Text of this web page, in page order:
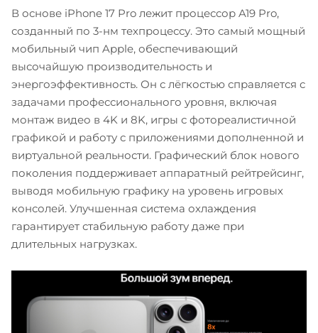
В основе iPhone 17 Pro лежит процессор A19 Pro,
созданный по 3-нм техпроцессу. Это самый мощный
мобильный чип Apple, обеспечивающий
высочайшую производительность и
энергоэффективность. Он с лёгкостью справляется с
задачами профессионального уровня, включая
монтаж видео в 4K и 8K, игры с фотореалистичной
графикой и работу с приложениями дополненной и
виртуальной реальности. Графический блок нового
поколения поддерживает аппаратный рейтрейсинг,
выводя мобильную графику на уровень игровых
консолей. Улучшенная система охлаждения
гарантирует стабильную работу даже при
длительных нагрузках.